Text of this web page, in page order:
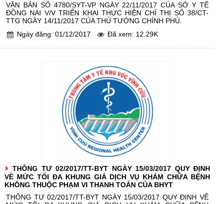
VĂN BẢN SỐ 4780/SYT-VP NGÀY 22/11/2017 CỦA SỞ Y TẾ
ĐỒNG NAI V/V TRIỂN KHAI THỰC HIỆN CHỈ THỊ SỐ 38/CT-
TTG NGÀY 14/11/2017 CỦA THỦ TƯỚNG CHÍNH PHỦ.
Ngày đăng: 01/12/2017
Đã xem: 12.29K
THÔNG TƯ 02/2017/TT-BYT NGÀY 15/03/2017 QUY ĐỊNH
VỀ MỨC TỐI ĐA KHUNG GIÁ DỊCH VỤ KHÁM CHỮA BỆNH
KHÔNG THUỘC PHẠM VI THANH TOÁN CỦA BHYT
THÔNG TƯ 02/2017/TT-BYT NGÀY 15/03/2017 QUY ĐỊNH VỀ